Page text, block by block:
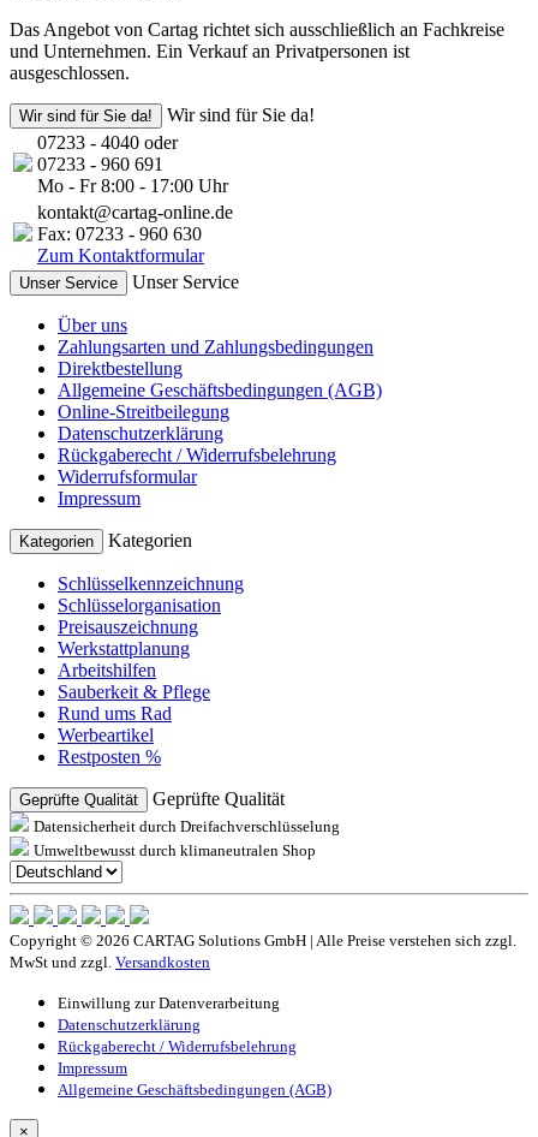
Das Angebot von Cartag richtet sich ausschließlich an Fachkreise
und Unternehmen. Ein Verkauf an Privatpersonen ist
ausgeschlossen.
Wir sind für Sie da!
Wir sind für Sie da!
07233 - 4040 oder
07233 - 960 691
Mo - Fr 8:00 - 17:00 Uhr
kontakt@cartag-online.de
Fax: 07233 - 960 630
Zum Kontaktformular
Unser Service Unser Service
Über uns
Zahlungsarten und Zahlungsbedingungen
Direktbestellung
Allgemeine Geschäftsbedingungen (AGB)
Online-Streitbeilegung
Datenschutzerklärung
Rückgaberecht / Widerrufsbelehrung
Widerrufsformular
Impressum
Kategorien Kategorien
Schlüsselkennzeichnung
Schlüsselorganisation
Preisauszeichnung
Werkstattplanung
Arbeitshilfen
Sauberkeit & Pflege
Rund ums Rad
Werbeartikel
Restposten %
Geprüfte Qualität Geprüfte Qualität
Datensicherheit durch Dreifachverschlüsselung
Umweltbewusst durch klimaneutralen Shop
Copyright © 2026 CARTAG Solutions GmbH | Alle Preise verstehen sich zzgl.
MwSt und zzgl. Versandkosten
Einwillung zur Datenverarbeitung
Datenschutzerklärung
Rückgaberecht / Widerrufsbelehrung
Impressum
Allgemeine Geschäftsbedingungen (AGB)
×